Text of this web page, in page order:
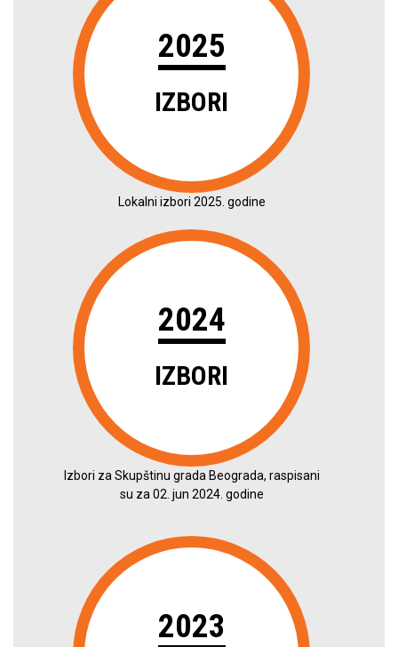
2025
IZBORI
Lokalni izbori 2025. godine
2024
IZBORI
Izbori za Skupštinu grada Beograda, raspisani
su za 02. jun 2024. godine
2023